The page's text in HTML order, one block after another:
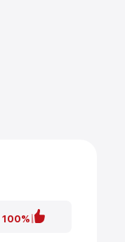
100%